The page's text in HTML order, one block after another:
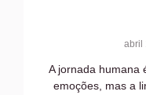
abril
A jornada humana
emoções, mas a